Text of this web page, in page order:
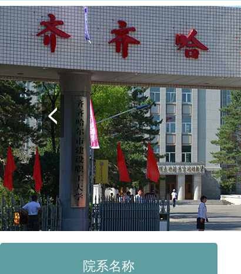
院系名称